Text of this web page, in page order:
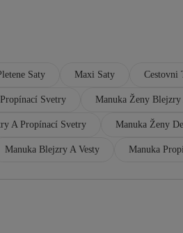
Saty Maxi Saty Cestovni
Svetry Manuka Ženy Blejzry
A Propínací Svetry Manuka Ženy
Manuka Blejzry A Vesty Manuka